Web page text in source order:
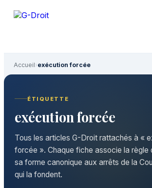
Accueil›exécution forcée
ÉTIQUETTE
exécution forcée
Tous les articles G-Droit rattachés à «
forcée ». Chaque fiche associe la règle
sa forme canonique aux arrêts de la
qui la fondent.